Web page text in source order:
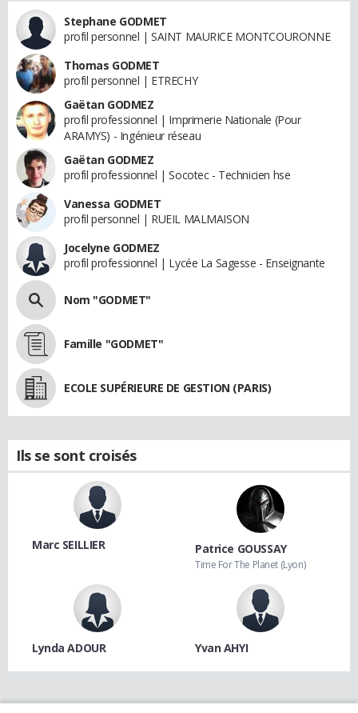
Stephane GODMET
profil personnel | SAINT MAURICE MONTCOURONNE
Thomas GODMET
profil personnel | ETRECHY
Gaëtan GODMEZ
profil professionnel | Imprimerie Nationale (Pour
ARAMYS) - Ingénieur réseau
Gaëtan GODMEZ
profil professionnel | Socotec - Technicien hse
Vanessa GODMET
profil personnel | RUEIL MALMAISON
Jocelyne GODMEZ
profil professionnel | Lycée La Sagesse - Enseignante
Nom "GODMET"
Famille "GODMET"
ECOLE SUPÉRIEURE DE GESTION (PARIS)
Ils se sont croisés
Marc SEILLIER Patrice GOUSSAY
Time For The Planet (Lyon)
Lynda ADOUR Yvan AHYI